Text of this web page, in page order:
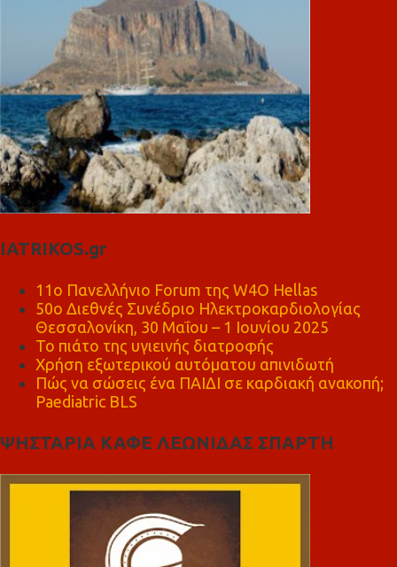
IATRIKOS.gr
11ο Πανελλήνιο Forum της W4O Hellas
50ο Διεθνές Συνέδριο Ηλεκτροκαρδιολογίας
Θεσσαλονίκη, 30 Μαΐου – 1 Ιουνίου 2025
Το πιάτο της υγιεινής διατροφής
Χρήση εξωτερικού αυτόματου απινιδωτή
Πώς να σώσεις ένα ΠΑΙΔΙ σε καρδιακή ανακοπή;
Paediatric BLS
ΨΗΣΤΑΡΙΑ ΚΑΦΕ ΛΕΩΝΙΔΑΣ ΣΠΑΡΤΗ